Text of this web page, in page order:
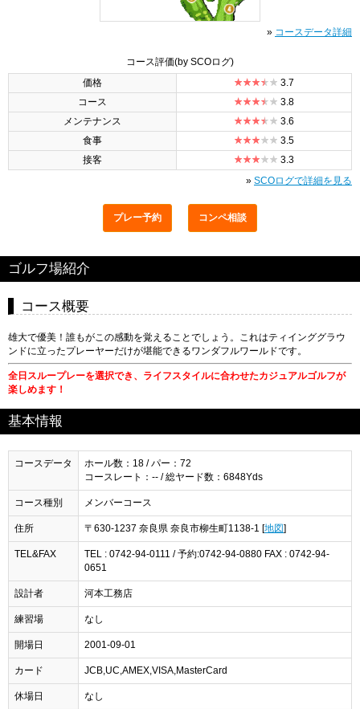
» コースデータ詳細
コース評価(by SCOログ)
価格
3.7
コース
3.8
メンテナンス
3.6
食事
3.5
接客
3.3
» SCOログで詳細を見る
プレー予約 コンペ相談
ゴルフ場紹介
コース概要
雄大で優美！誰もがこの感動を覚えることでしょう。これはティインググラウ
ンドに立ったプレーヤーだけが堪能できるワンダフルワールドです。
全日スループレーを選択でき、ライフスタイルに合わせたカジュアルゴルフが
楽しめます！
基本情報
コースデータ
ホール数：18 / パー：72
コースレート：-- / 総ヤード数：6848Yds
コース種別 メンバーコース
住所 〒630-1237 奈良県 奈良市柳生町1138-1 [地図]
TEL&FAX
TEL : 0742-94-0111 / 予約:0742-94-0880 FAX : 0742-94-
0651
設計者 河本工務店
練習場 なし
開場日 2001-09-01
カード JCB,UC,AMEX,VISA,MasterCard
休場日 なし